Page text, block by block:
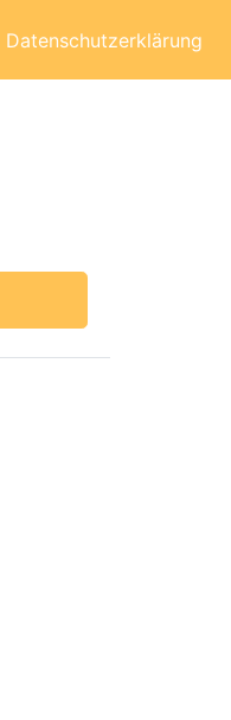
Datenschutzerklärung